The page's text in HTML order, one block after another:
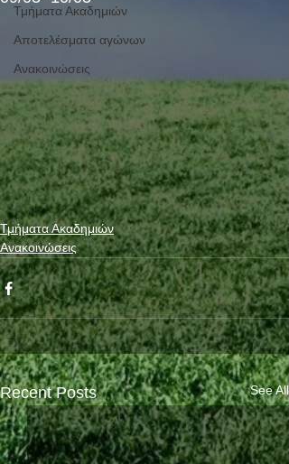
Τμήματα Ακαδημιών
Αποτελέσματα αγώνων
Ανακοινώσεις
Τμήματα Ακαδημιών
Ανακοινώσεις
Recent Posts See All